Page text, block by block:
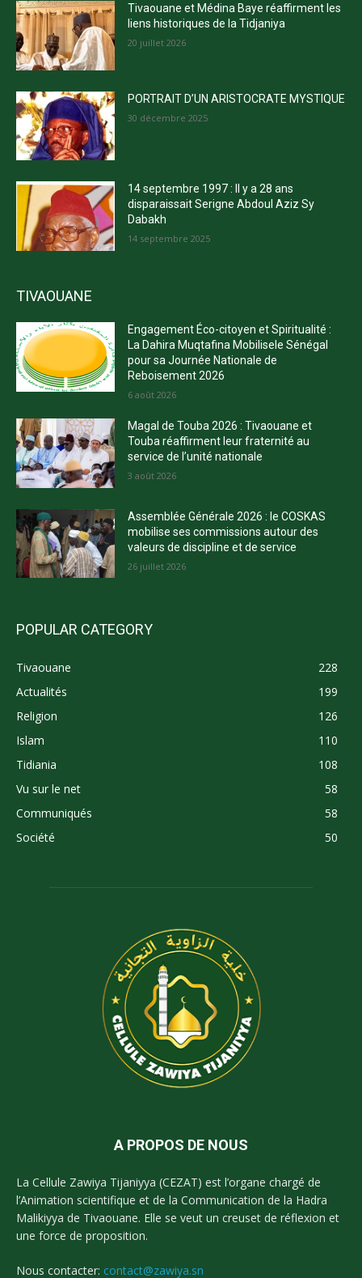
Tivaouane et Médina Baye réaffirment les
liens historiques de la Tidjaniya
20 juillet 2026
PORTRAIT D’UN ARISTOCRATE MYSTIQUE
30 décembre 2025
14 septembre 1997 : Il y a 28 ans
disparaissait Serigne Abdoul Aziz Sy
Dabakh
14 septembre 2025
TIVAOUANE
Engagement Éco-citoyen et Spiritualité :
La Dahira Muqtafina Mobilisele Sénégal
pour sa Journée Nationale de
Reboisement 2026
6 août 2026
Magal de Touba 2026 : Tivaouane et
Touba réaffirment leur fraternité au
service de l’unité nationale
3 août 2026
Assemblée Générale 2026 : le COSKAS
mobilise ses commissions autour des
valeurs de discipline et de service
26 juillet 2026
POPULAR CATEGORY
Tivaouane
228
Actualités
199
Religion
126
Islam
110
Tidiania
108
Vu sur le net
58
Communiqués
58
Société
50
A PROPOS DE NOUS
La Cellule Zawiya Tijaniyya (CEZAT) est l’organe chargé de
l’Animation scientifique et de la Communication de la Hadra
Malikiyya de Tivaouane. Elle se veut un creuset de réflexion et
une force de proposition.
Nous contacter: contact@zawiya.sn